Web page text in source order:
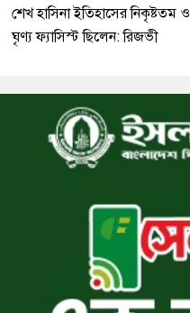
শেখ হাসিনা ইতিহাসের নিকৃষ্টতম ও
ঘৃণ্য ফ্যাসিস্ট ছিলেন: রিজভী